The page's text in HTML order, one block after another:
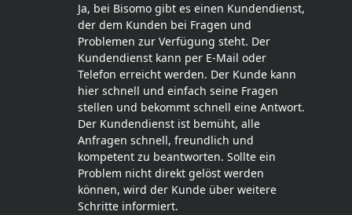
Ja, bei Bisomo gibt es einen Kundendienst,
der dem Kunden bei Fragen und
Problemen zur Verfügung steht. Der
Kundendienst kann per E-Mail oder
Telefon erreicht werden. Der Kunde kann
hier schnell und einfach seine Fragen
stellen und bekommt schnell eine Antwort.
Der Kundendienst ist bemüht, alle
Anfragen schnell, freundlich und
kompetent zu beantworten. Sollte ein
Problem nicht direkt gelöst werden
können, wird der Kunde über weitere
Schritte informiert.